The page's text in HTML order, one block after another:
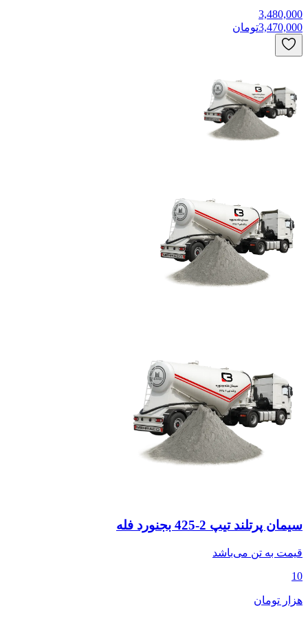
3,480,000
3,470,000تومان
سیمان پرتلند تیپ 2-425 بجنورد فله
قیمت بهتنمی‌باشد
10
هزار تومان